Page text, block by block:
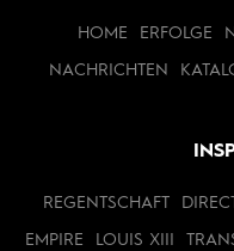
HOME ERFOLGE
NACHRICHTEN
REGENTSCHAFT
EMPIRE LOUIS XIII